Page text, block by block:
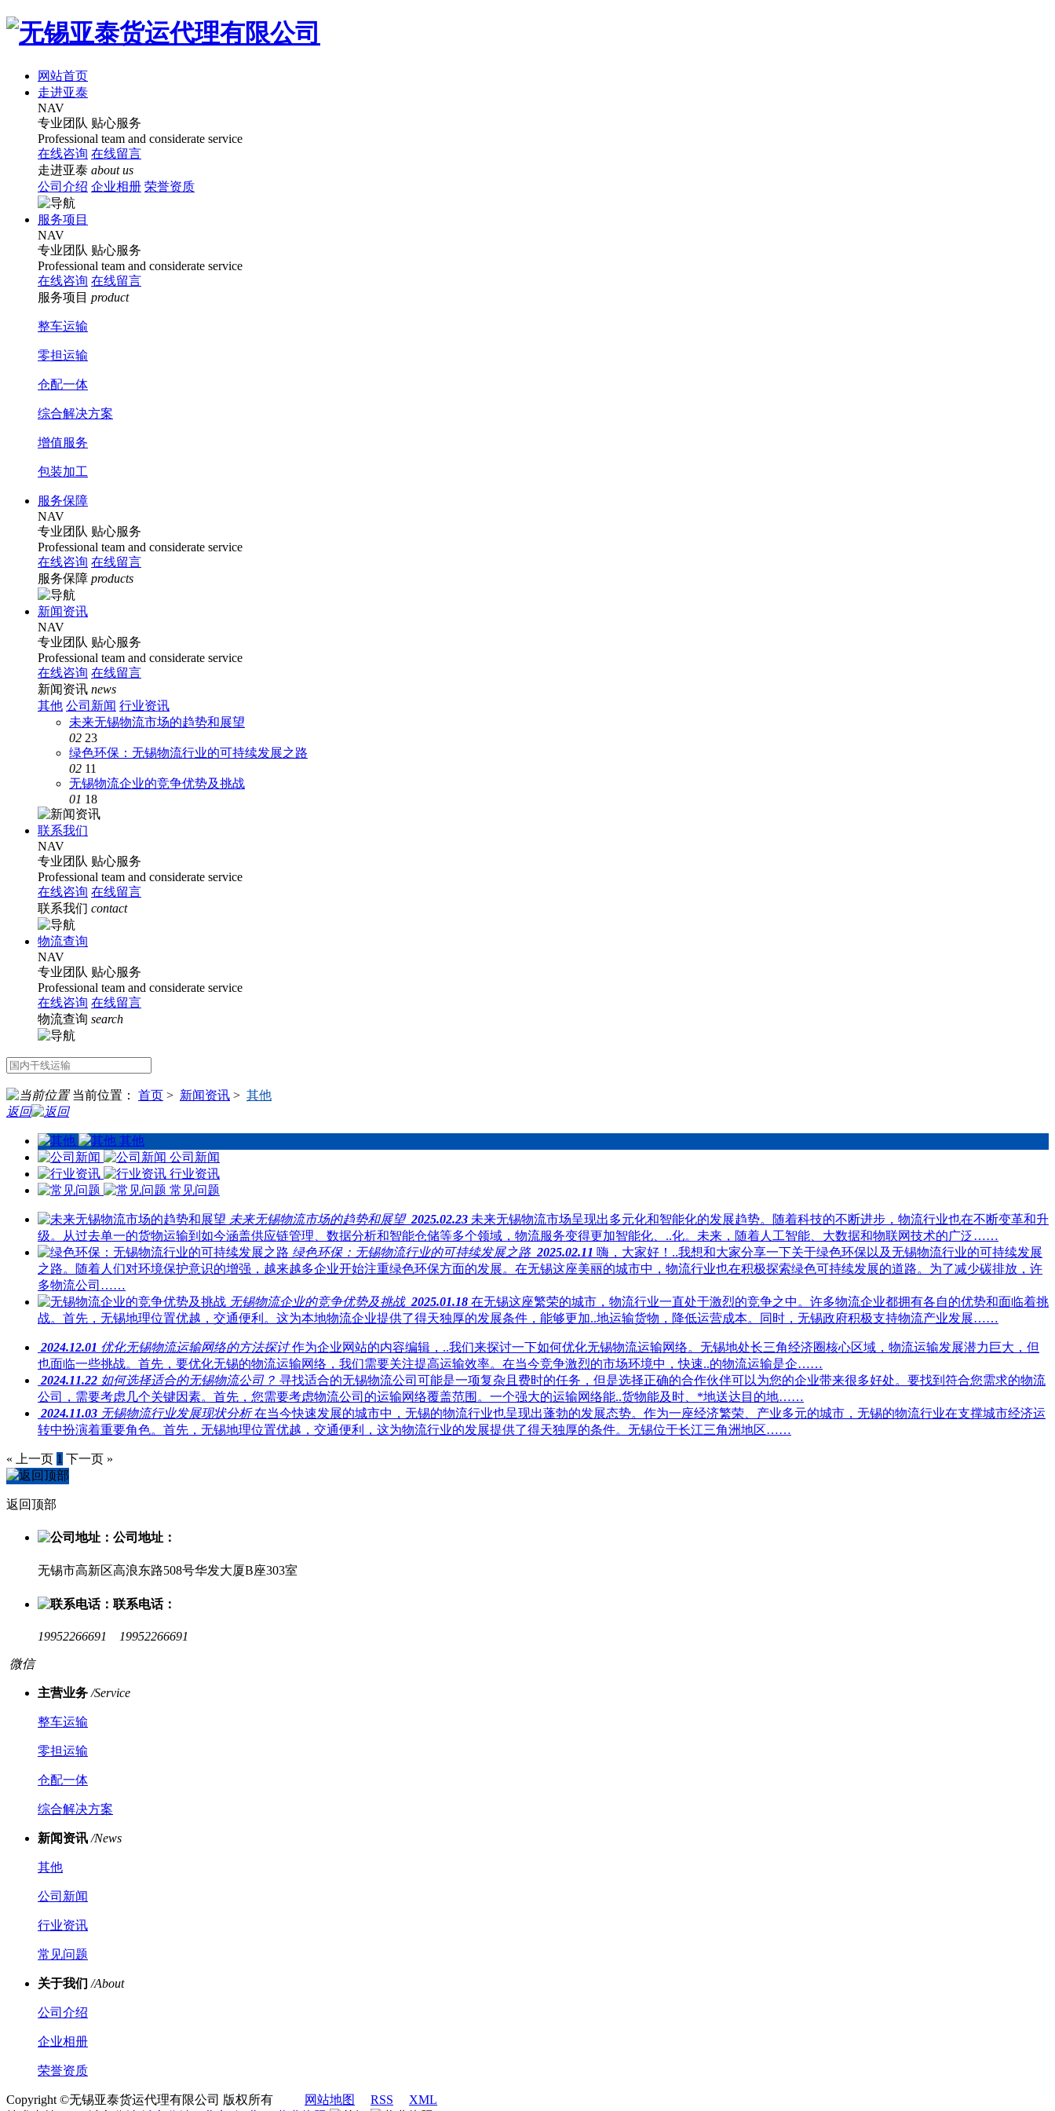
网站首页
走进亚泰
NAV
专业团队 贴心服务
Professional team and considerate service
在线咨询 在线留言
走进亚泰 about us
公司介绍 企业相册 荣誉资质
服务项目
NAV
专业团队 贴心服务
Professional team and considerate service
在线咨询 在线留言
服务项目 product
整车运输
零担运输
仓配一体
综合解决方案
增值服务
包装加工
服务保障
NAV
专业团队 贴心服务
Professional team and considerate service
在线咨询 在线留言
服务保障 products
新闻资讯
NAV
专业团队 贴心服务
Professional team and considerate service
在线咨询 在线留言
新闻资讯 news
其他 公司新闻 行业资讯
未来无锡物流市场的趋势和展望
02 23
绿色环保：无锡物流行业的可持续发展之路
02 11
无锡物流企业的竞争优势及挑战
01 18
联系我们
NAV
专业团队 贴心服务
Professional team and considerate service
在线咨询 在线留言
联系我们 contact
物流查询
NAV
专业团队 贴心服务
Professional team and considerate service
在线咨询 在线留言
物流查询 search
当前位置： 首页 > 新闻资讯 > 其他
返回
其他
公司新闻
行业资讯
常见问题
未来无锡物流市场的趋势和展望 2025.02.23 未来无锡物流市场呈现出多元化和智能化的发展趋势。随着科技的不断进步，物流行业也在不断变革和升
级。从过去单一的货物运输到如今涵盖供应链管理、数据分析和智能仓储等多个领域，物流服务变得更加智能化、..化。未来，随着人工智能、大数据和物联网技术的广泛……
绿色环保：无锡物流行业的可持续发展之路 2025.02.11 嗨，大家好！..我想和大家分享一下关于绿色环保以及无锡物流行业的可持续发展
之路。随着人们对环境保护意识的增强，越来越多企业开始注重绿色环保方面的发展。在无锡这座美丽的城市中，物流行业也在积极探索绿色可持续发展的道路。为了减少碳排放，许
多物流公司……
无锡物流企业的竞争优势及挑战 2025.01.18 在无锡这座繁荣的城市，物流行业一直处于激烈的竞争之中。许多物流企业都拥有各自的优势和面临着挑
战。首先，无锡地理位置优越，交通便利。这为本地物流企业提供了得天独厚的发展条件，能够更加..地运输货物，降低运营成本。同时，无锡政府积极支持物流产业发展……
2024.12.01 优化无锡物流运输网络的方法探讨 作为企业网站的内容编辑，..我们来探讨一下如何优化无锡物流运输网络。无锡地处长三角经济圈核心区域，物流运输发展潜力巨大，但
也面临一些挑战。首先，要优化无锡的物流运输网络，我们需要关注提高运输效率。在当今竞争激烈的市场环境中，快速..的物流运输是企……
2024.11.22 如何选择适合的无锡物流公司？ 寻找适合的无锡物流公司可能是一项复杂且费时的任务，但是选择正确的合作伙伴可以为您的企业带来很多好处。要找到符合您需求的物流
公司，需要考虑几个关键因素。首先，您需要考虑物流公司的运输网络覆盖范围。一个强大的运输网络能..货物能及时、*地送达目的地……
2024.11.03 无锡物流行业发展现状分析 在当今快速发展的城市中，无锡的物流行业也呈现出蓬勃的发展态势。作为一座经济繁荣、产业多元的城市，无锡的物流行业在支撑城市经济运
转中扮演着重要角色。首先，无锡地理位置优越，交通便利，这为物流行业的发展提供了得天独厚的条件。无锡位于长江三角洲地区……
« 上一页 1 下一页 »
返回顶部
公司地址：
无锡市高新区高浪东路508号华发大厦B座303室
联系电话：
19952266691 19952266691
微信
主营业务 /Service
整车运输
零担运输
仓配一体
综合解决方案
新闻资讯 /News
其他
公司新闻
行业资讯
常见问题
关于我们 /About
公司介绍
企业相册
荣誉资质
Copyright ©无锡亚泰货运代理有限公司 版权所有 网站地图 RSS
XML